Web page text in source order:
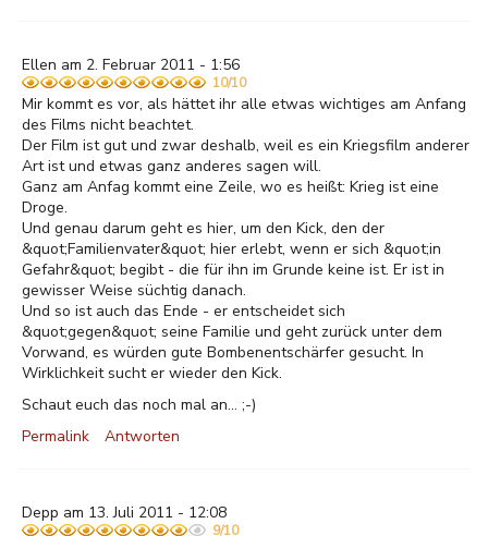
Ellen am 2. Februar 2011 - 1:56
10/10
Mir kommt es vor, als hättet ihr alle etwas wichtiges am Anfang
des Films nicht beachtet.
Der Film ist gut und zwar deshalb, weil es ein Kriegsfilm anderer
Art ist und etwas ganz anderes sagen will.
Ganz am Anfag kommt eine Zeile, wo es heißt: Krieg ist eine
Droge.
Und genau darum geht es hier, um den Kick, den der
&quot;Familienvater&quot; hier erlebt, wenn er sich &quot;in
Gefahr&quot; begibt - die für ihn im Grunde keine ist. Er ist in
gewisser Weise süchtig danach.
Und so ist auch das Ende - er entscheidet sich
&quot;gegen&quot; seine Familie und geht zurück unter dem
Vorwand, es würden gute Bombenentschärfer gesucht. In
Wirklichkeit sucht er wieder den Kick.
Schaut euch das noch mal an... ;-)
Permalink
Antworten
Depp am 13. Juli 2011 - 12:08
9/10